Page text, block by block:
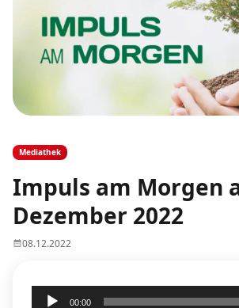
Mediathek
Impuls am Morgen
Dezember 2022
08.12.2022
Audio-
00:00